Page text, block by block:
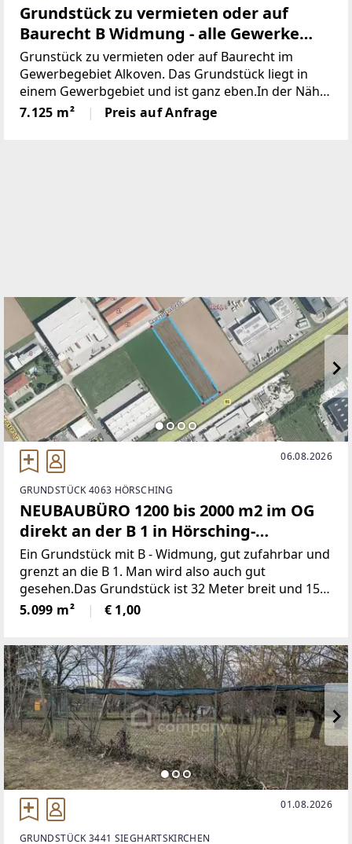
Grundstück zu vermieten oder auf
Baurecht B Widmung - alle Gewerke
möglich
Grunstück zu vermieten oder auf Baurecht im
Gewerbegebiet Alkoven. Das Grundstück liegt in
einem Gewerbgebiet und ist ganz eben.In der Nähe
des Kreisverkehres vor Alkoven.B Widmung, daher
sind alle Gewerke möglich.Das Grundstück ist
7.125 m² Preis auf Anfrage
06.08.2026
GRUNDSTÜCK 4063 HÖRSCHING
NEUBAUBÜRO 1200 bis 2000 m2 im OG
direkt an der B 1 in Hörsching-
Fertigstellung Herbst 27
Ein Grundstück mit B - Widmung, gut zufahrbar und
grenzt an die B 1. Man wird also auch gut
gesehen.Das Grundstück ist 32 Meter breit und 156
Meter lang.Es werden dort Hallen gebaut und im 1.
OG Büros. Wir suchen einen Kunden der 1200
5.099 m² € 1,00
01.08.2026
GRUNDSTÜCK 3441 SIEGHARTSKIRCHEN